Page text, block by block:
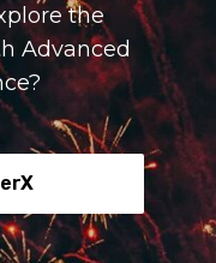
the
Advanced